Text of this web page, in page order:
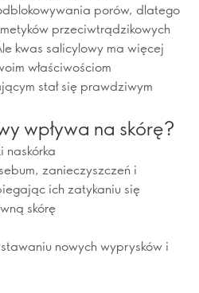
porów, dlatego
przeciwtrądzikowych
kwas salicylowy ma więcej
właściwościom
stał się prawdziwym
wpływa na skórę?
naskórka
zanieczyszczeń i
ich zatykaniu się
skórę
nowych wyprysków i